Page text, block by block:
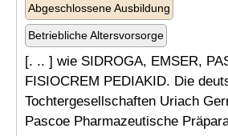
Abgeschlossene Ausbildung
Betriebliche Altersvorsorge
[. .. ] wie SIDROGA, EMSER,
FISIOCREM PEDIAKID. Die
Tochtergesellschaften Uriach
Pascoe Pharmazeutische